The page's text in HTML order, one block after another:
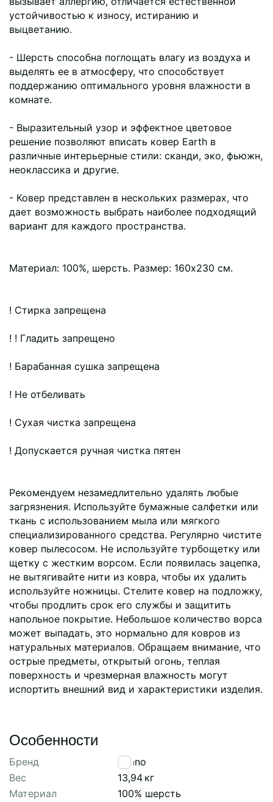
устойчивостью к износу, истиранию и
выцветанию.
- Шерсть способна поглощать влагу из воздуха и
выделять ее в атмосферу, что способствует
поддержанию оптимального уровня влажности в
комнате.
- Выразительный узор и эффектное цветовое
решение позволяют вписать ковер Earth в
различные интерьерные стили: сканди, эко, фьюжн,
неоклассика и другие.
- Ковер представлен в нескольких размерах, что
дает возможность выбрать наиболее подходящий
вариант для каждого пространства.
Материал: 100%, шерсть. Размер: 160х230 см.
! Стирка запрещена
! ! Гладить запрещено
! Барабанная сушка запрещена
! Не отбеливать
! Сухая чистка запрещена
! Допускается ручная чистка пятен
Рекомендуем незамедлительно удалять любые
загрязнения. Используйте бумажные салфетки или
ткань с использованием мыла или мягкого
специализированного средства. Регулярно чистите
ковер пылесосом. Не используйте турбощетку или
щетку с жестким ворсом. Если появилась зацепка,
не вытягивайте нити из ковра, чтобы их удалить
используйте ножницы. Стелите ковер на подложку,
чтобы продлить срок его службы и защитить
напольное покрытие. Небольшое количество ворса
может выпадать, это нормально для ковров из
натуральных материалов. Обращаем внимание, что
острые предметы, открытый огонь, теплая
поверхность и чрезмерная влажность могут
испортить внешний вид и характеристики изделия.
Особенности
Бренд
Tkano
Вес
13,94 кг
Материал
100% шерсть